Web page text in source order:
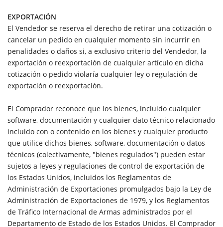
EXPORTACIÓN
El Vendedor se reserva el derecho de retirar una cotización o
cancelar un pedido en cualquier momento sin incurrir en
penalidades o daños si, a exclusivo criterio del Vendedor, la
exportación o reexportación de cualquier artículo en dicha
cotización o pedido violaría cualquier ley o regulación de
exportación o reexportación.
El Comprador reconoce que los bienes, incluido cualquier
software, documentación y cualquier dato técnico relacionado
incluido con o contenido en los bienes y cualquier producto
que utilice dichos bienes, software, documentación o datos
técnicos (colectivamente, "bienes regulados") pueden estar
sujetos a leyes y regulaciones de control de exportación de
los Estados Unidos, incluidos los Reglamentos de
Administración de Exportaciones promulgados bajo la Ley de
Administración de Exportaciones de 1979, y los Reglamentos
de Tráfico Internacional de Armas administrados por el
Departamento de Estado de los Estados Unidos. El Comprador